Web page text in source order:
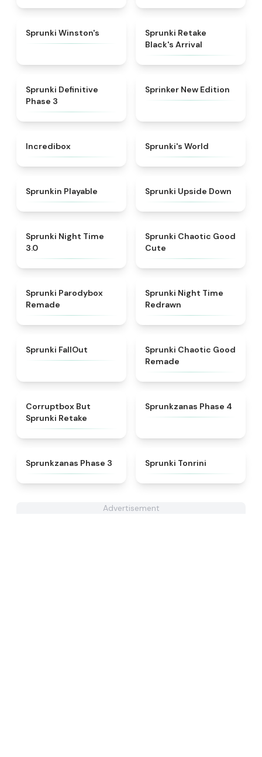
Sprunki Winston's
Sprunki Retake
Black's Arrival
Sprunki Definitive
Phase 3
★
Sprinker New Edition
Incredibox Sprunki's World
Sprunkin Playable Sprunki Upside Down
Sprunki Night Time
3.0
★ 4.4
Sprunki Chaotic Good
Cute
Sprunki Parodybox
Remade
Sprunki Night Time
Redrawn
Sprunki FallOut ★ 4.6
Sprunki Chaotic Good
Remade
Corruptbox But
Sprunki Retake
4.5
Sprunkzanas Phase 4
4.4
Sprunkzanas Phase 3 Sprunki Tonrini
Advertisement